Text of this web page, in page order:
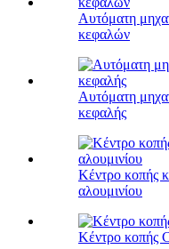
Αυτόματη
κεφαλών
Αυτόματη
κεφαλής
Κέντρο κοπής
αλουμινίου
Κέντρο κοπής